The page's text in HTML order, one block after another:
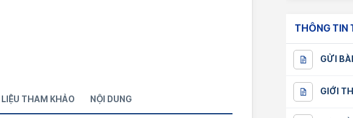
LIỆU THAM KHẢO NỘI DUNG
THÔNG TIN
GỬI
GIỚI